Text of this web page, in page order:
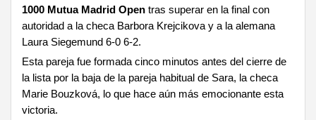
1000 Mutua Madrid Open tras superar en la final con
autoridad a la checa Barbora Krejcikova y a la alemana
Laura Siegemund 6-0 6-2.
Esta pareja fue formada cinco minutos antes del cierre de
la lista por la baja de la pareja habitual de Sara, la checa
Marie Bouzková, lo que hace aún más emocionante esta
victoria.